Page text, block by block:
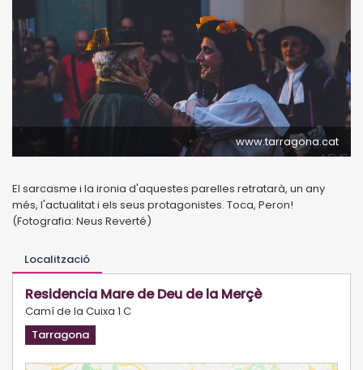
www.tarragona.cat
El sarcasme i la ironia d'aquestes parelles retratarà, un any
més, l'actualitat i els seus protagonistes. Toca, Peron!
(Fotografia: Neus Reverté)
Localització
Residencia Mare de Deu de la Merçè
Camí de la Cuixa 1 C
Tarragona